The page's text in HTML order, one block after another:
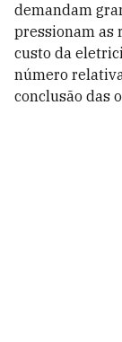
demandam
pressionam as
custo da
número
conclusão das